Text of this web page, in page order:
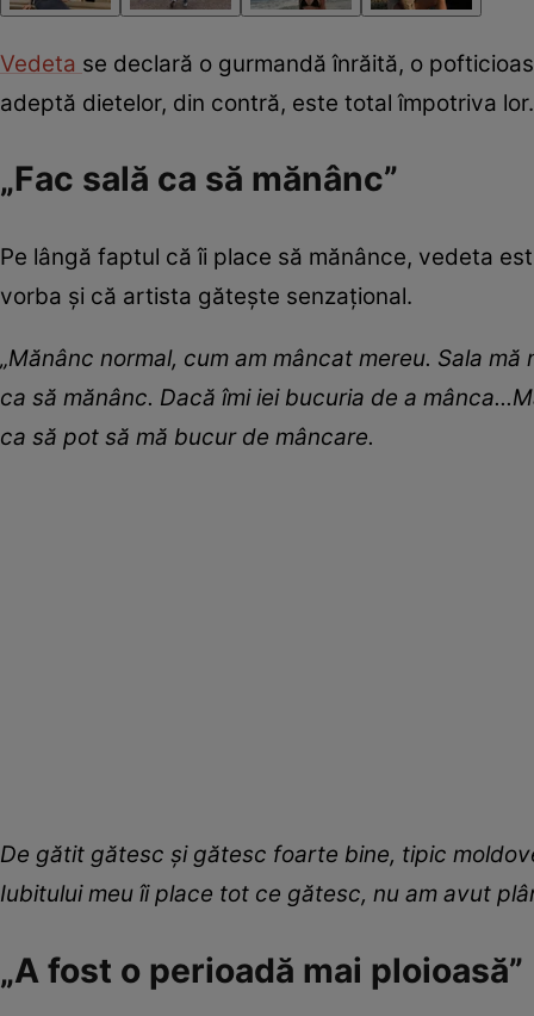
Vedeta se declară o gurmandă înrăită, o
adeptă dietelor, din contră, este total împotriva
„Fac sală ca să mănânc”
Pe lângă faptul că îi place să mănânce, vedeta
vorba și că artista gătește senzațional.
„Mănânc normal, cum am mâncat mereu. Sala
ca să mănânc. Dacă îmi iei bucuria de a
ca să pot să mă bucur de mâncare.
De gătit gătesc și gătesc foarte bine, tipic
Iubitului meu îi place tot ce gătesc, nu am avut
„A fost o perioadă mai ploioasă”